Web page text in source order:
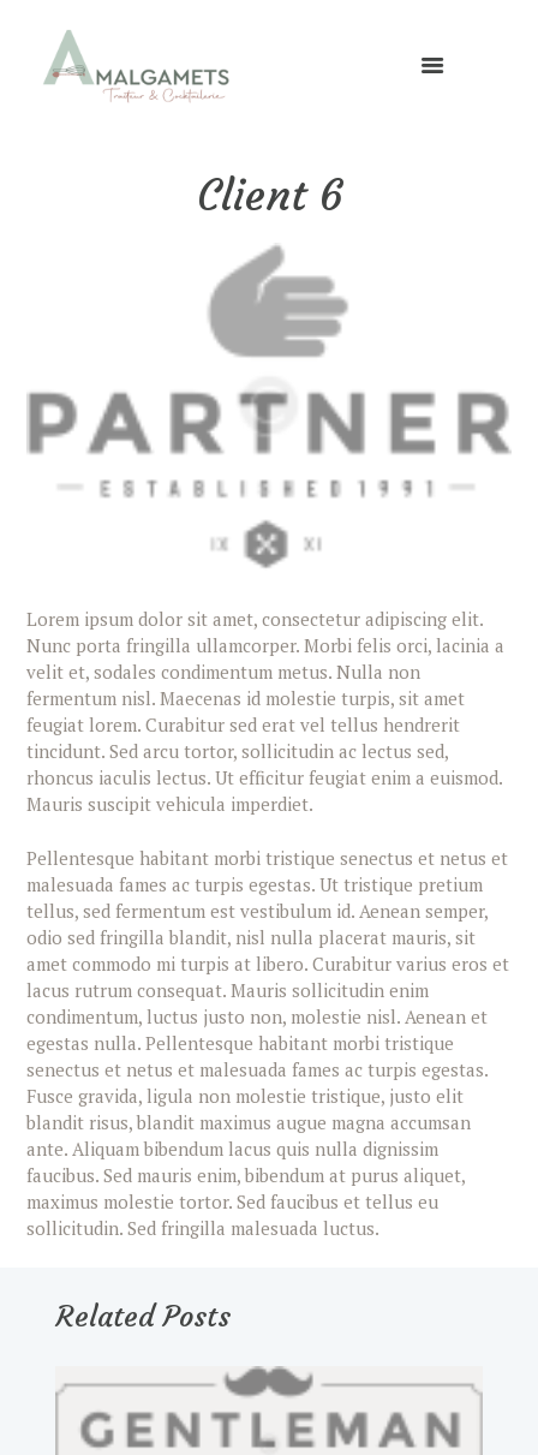
Client 6
Lorem ipsum dolor sit amet, consectetur adipiscing elit.
Nunc porta fringilla ullamcorper. Morbi felis orci, lacinia a
velit et, sodales condimentum metus. Nulla non
fermentum nisl. Maecenas id molestie turpis, sit amet
feugiat lorem. Curabitur sed erat vel tellus hendrerit
tincidunt. Sed arcu tortor, sollicitudin ac lectus sed,
rhoncus iaculis lectus. Ut efficitur feugiat enim a euismod.
Mauris suscipit vehicula imperdiet.
Pellentesque habitant morbi tristique senectus et netus et
malesuada fames ac turpis egestas. Ut tristique pretium
tellus, sed fermentum est vestibulum id. Aenean semper,
odio sed fringilla blandit, nisl nulla placerat mauris, sit
amet commodo mi turpis at libero. Curabitur varius eros et
lacus rutrum consequat. Mauris sollicitudin enim
condimentum, luctus justo non, molestie nisl. Aenean et
egestas nulla. Pellentesque habitant morbi tristique
senectus et netus et malesuada fames ac turpis egestas.
Fusce gravida, ligula non molestie tristique, justo elit
blandit risus, blandit maximus augue magna accumsan
ante. Aliquam bibendum lacus quis nulla dignissim
faucibus. Sed mauris enim, bibendum at purus aliquet,
maximus molestie tortor. Sed faucibus et tellus eu
sollicitudin. Sed fringilla malesuada luctus.
Related Posts